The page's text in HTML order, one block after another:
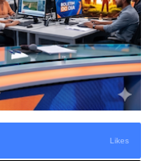
Likes